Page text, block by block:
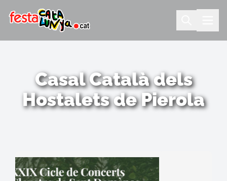
Casal Català dels
Hostalets de Pierola